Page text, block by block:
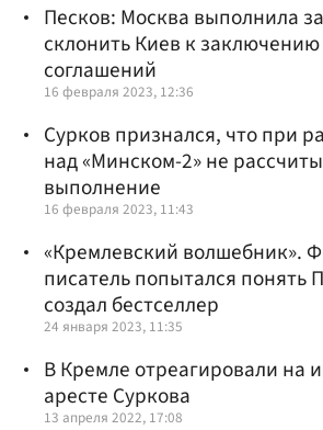
Песков: Москва выполнила
склонить Киев к
соглашений
16 февраля 2023, 12:36
Сурков признался, что при
над «Минском-2» не
выполнение
16 февраля 2023, 11:43
«Кремлевский волшебник».
писатель попытался понять
создал бестселлер
24 января 2023, 11:35
В Кремле отреагировали на
аресте Суркова
13 апреля 2022, 17:08